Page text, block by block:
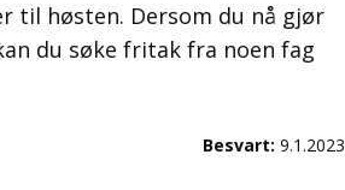
til høsten. Dersom du nå gjør
du søke fritak fra noen fag
Besvart: 9.1.2023